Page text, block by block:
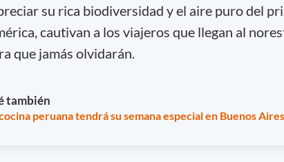
su rica biodiversidad y el aire puro del
cautivan a los viajeros que llegan al
que jamás olvidarán.
también
peruana tendrá su semana especial en Buenos